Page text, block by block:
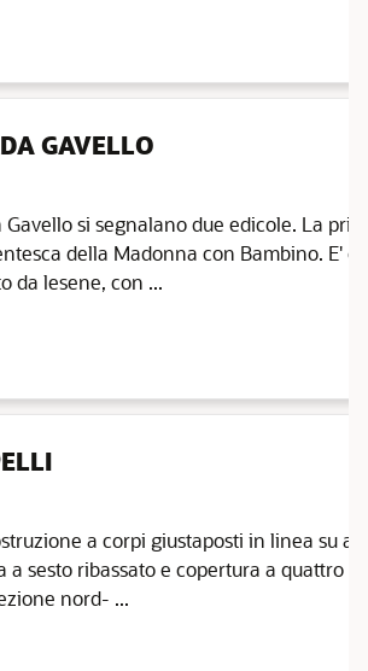
GAVELLO
Gavello si segnalano due edicole. La
della Madonna con Bambino. E'
da lesene, con ...
a corpi giustaposti in linea su
a sesto ribassato e copertura a quattro
nord- ...